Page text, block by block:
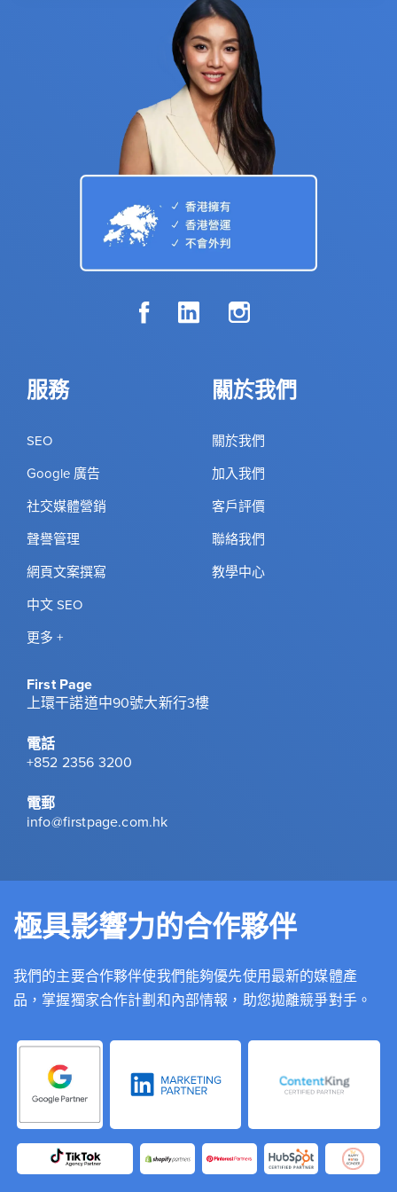
服務
SEO
Google 廣告
社交媒體營銷
聲譽管理
網頁文案撰寫
中文 SEO
更多 +
關於我們
關於我們
加入我們
客戶評價
聯絡我們
教學中心
First Page
上環干諾道中90號大新行3樓
電話
+852 2356 3200
電郵
info@firstpage.com.hk
極具影響力的合作夥伴
我們的主要合作夥伴使我們能夠優先使用最新的媒體產
品，掌握獨家合作計劃和內部情報，助您拋離競爭對手。